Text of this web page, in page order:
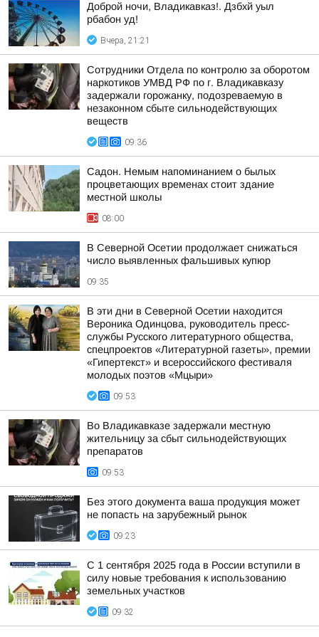
Доброй ночи, Владикавказ!. Дзбхй уыл
рбабон уд!
Вчера, 21:21
Сотрудники Отдела по контролю за оборотом
наркотиков УМВД РФ по г. Владикавказу
задержали горожанку, подозреваемую в
незаконном сбыте сильнодействующих
веществ
09:36
Садон. Немым напоминанием о былых
процветающих временах стоит здание
местной школы
08:00
В Северной Осетии продолжает снижаться
число выявленных фальшивых купюр
09:35
В эти дни в Северной Осетии находится
Вероника Одинцова, руководитель пресс-
службы Русского литературного общества,
спецпроектов «Литературной газеты», премии
«Гипертекст» и всероссийского фестиваля
молодых поэтов «Мцыри»
09:53
Во Владикавказе задержали местную
жительницу за сбыт сильнодействующих
препаратов
09:53
Без этого документа ваша продукция может
не попасть на зарубежный рынок
09:23
С 1 сентября 2025 года в России вступили в
силу новые требования к использованию
земельных участков
09:32